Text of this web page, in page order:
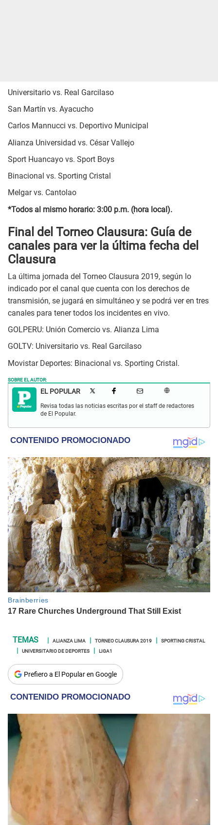
Universitario vs. Real Garcilaso
San Martín vs. Ayacucho
Carlos Mannucci vs. Deportivo Municipal
Alianza Universidad vs. César Vallejo
Sport Huancayo vs. Sport Boys
Binacional vs. Sporting Cristal
Melgar vs. Cantolao
*Todos al mismo horario: 3:00 p.m. (hora local).
Final del Torneo Clausura: Guía de
canales para ver la última fecha del
Clausura
La última jornada del Torneo Clausura 2019, según lo
indicado por el canal que cuenta con los derechos de
transmisión, se jugará en simultáneo y se podrá ver en tres
canales para tener todos los incidentes en vivo.
GOLPERU: Unión Comercio vs. Alianza Lima
GOLTV: Universitario vs. Real Garcilaso
Movistar Deportes: Binacional vs. Sporting Cristal.
SOBRE EL AUTOR:
EL POPULAR
Revisa todas las noticias escritas por el staff de redactores
de El Popular.
ALIANZA LIMA TORNEO CLAUSURA 2019
SPORTING CRISTAL
UNIVERSITARIO DE DEPORTES
LIGA1
Prefiero a El Popular en Google